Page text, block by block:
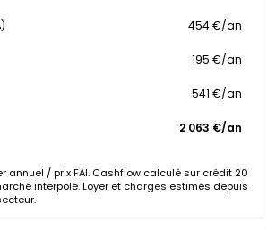
454 €/an
195 €/an
541 €/an
2 063 €/an
annuel / prix FAI. Cashflow calculé sur crédit 20
interpolé. Loyer et charges estimés depuis